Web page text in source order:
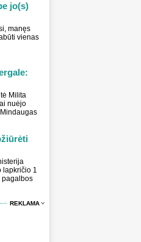
jo(s)
manęs
vienas
Milita
nuėjo
lapkričio 1
pagalbos
REKLAMA